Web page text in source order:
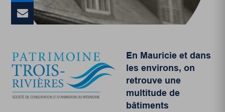
En Mauricie et dans
les environs, on
retrouve une
multitude de
bâtiments